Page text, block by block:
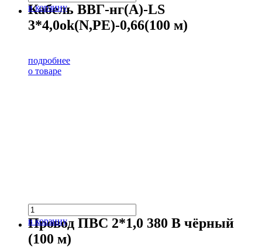
в корзину
Кабель ВВГ-нг(А)-LS
3*4,0ok(N,PE)-0,66(100 м)
подробнее
о товаре
в корзину
Провод ПВС 2*1,0 380 В чёрный
(100 м)